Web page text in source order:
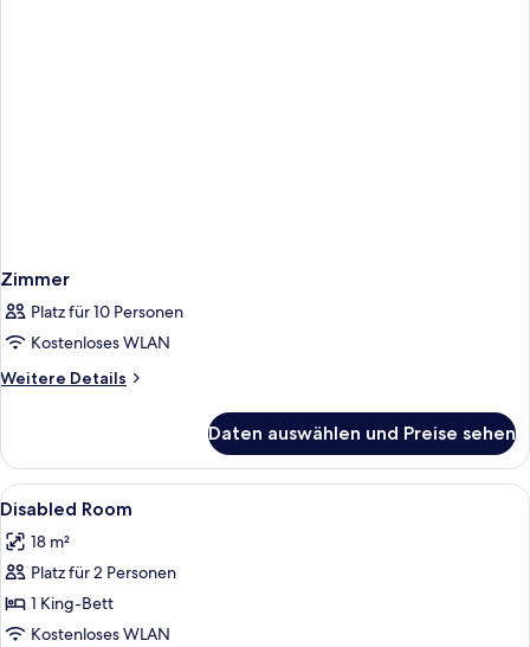
Zimmer
Platz für 10 Personen
Kostenloses WLAN
Weitere Details
Weitere
Daten auswählen und Preise sehen
Alle
Fotos
für
Disabled
Room
anzeigen
Pillowtop-Betten, Minibar,
7
Disabled Room
18 m²
Platz für 2 Personen
1 King-Bett
Kostenloses WLAN